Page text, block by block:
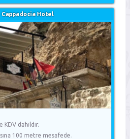
Cappadocia Hotel
KDV dahildir.
100 metre mesafede.